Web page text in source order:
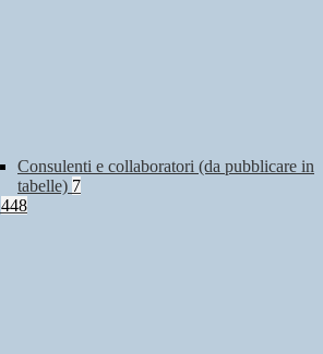
Consulenti e collaboratori (da pubblicare in
tabelle) 7
448